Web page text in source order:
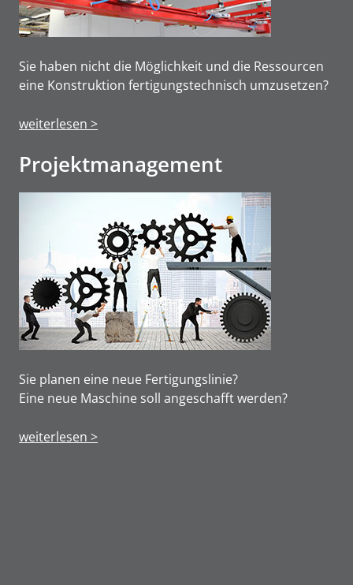
Sie haben nicht die Möglichkeit und die Ressourcen
eine Konstruktion fertigungstechnisch umzusetzen?
weiterlesen >
Projektmanage­ment
Sie planen eine neue Fertigungslinie?
Eine neue Maschine soll angeschafft werden?
weiterlesen >